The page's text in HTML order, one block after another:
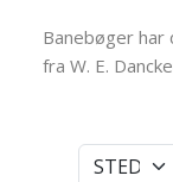
Banebøger har
fra W. E.